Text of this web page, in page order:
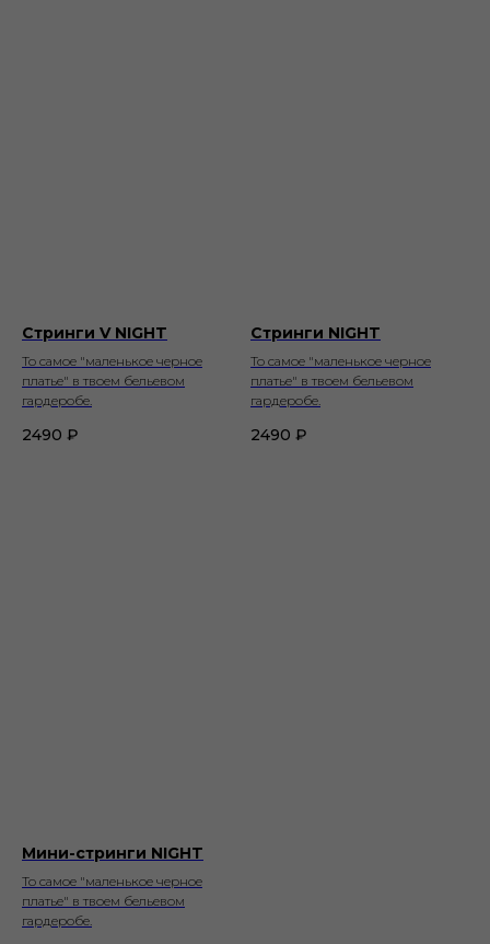
Стринги V NIGHT
То самое "маленькое черное
платье" в твоем бельевом
гардеробе.
2490 ₽
Стринги NIGHT
То самое "маленькое черное
платье" в твоем бельевом
гардеробе.
2490 ₽
Мини-стринги NIGHT
То самое "маленькое черное
платье" в твоем бельевом
гардеробе.